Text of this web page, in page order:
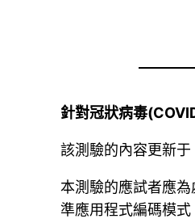
針對冠狀病毒
該測驗的內容更新
本測驗的應試者應
準應用程式編碼模